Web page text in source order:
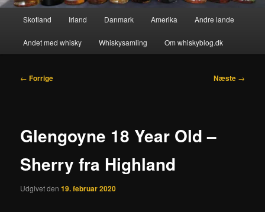
Skotland Irland Danmark Amerika Andre lande
Andet med whisky Whiskysamling Om whiskyblog.dk
Indlægsnavigation
← Forrige Næste →
Glengoyne 18 Year Old –
Sherry fra Highland
Udgivet den19. februar 2020